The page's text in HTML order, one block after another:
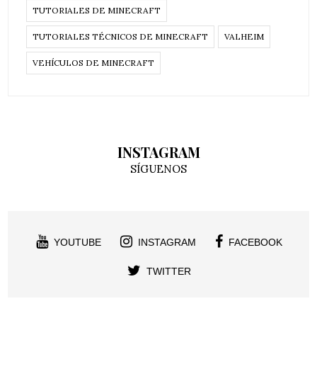
TUTORIALES DE MINECRAFT
TUTORIALES TÉCNICOS DE MINECRAFT VALHEIM
VEHÍCULOS DE MINECRAFT
INSTAGRAM
SÍGUENOS
YOUTUBE INSTAGRAM FACEBOOK
TWITTER